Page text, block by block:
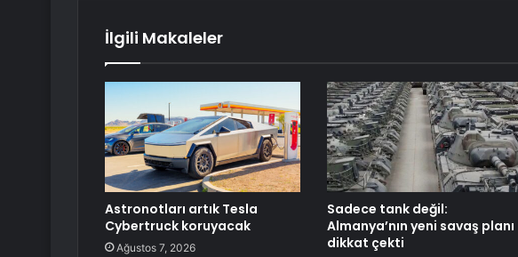
İlgili Makaleler
Astronotları artık Tesla
Cybertruck koruyacak
Ağustos 7, 2026
Sadece tank değil:
Almanya’nın yeni savaş planı
dikkat çekti